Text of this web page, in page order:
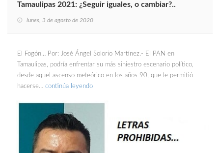
Tamaulipas 2021: ¿Seguir iguales, o cambiar?..
lunes, 3 de agosto de 2020
El Fogón… Por: José Ángel Solorio Martínez.- El PAN en
Tamaulipas, podría enfrentar su más siniestro escenario político,
desde aquel ascenso meteórico en los años 90, que le permitió
hacerse… continúa leyendo